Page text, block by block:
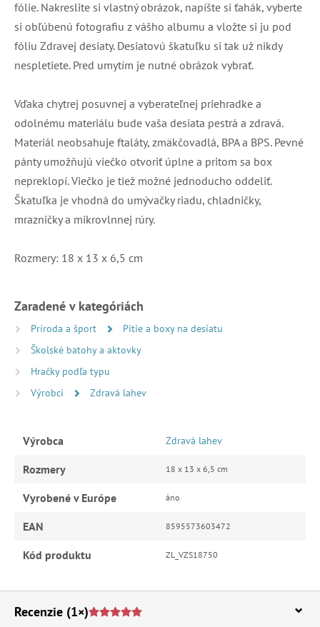
fólie. Nakreslite si vlastný obrázok, napíšte si ťahák, vyberte
si obľúbenú fotografiu z vášho albumu a vložte si ju pod
fóliu Zdravej desiaty. Desiatovú škatuľku si tak už nikdy
nespletiete. Pred umytím je nutné obrázok vybrať.
Vďaka chytrej posuvnej a vyberateľnej priehradke a
odolnému materiálu bude vaša desiata pestrá a zdravá.
Materiál neobsahuje ftaláty, zmäkčovadlá, BPA a BPS. Pevné
pánty umožňujú viečko otvoriť úplne a pritom sa box
nepreklopí. Viečko je tiež možné jednoducho oddeliť.
Škatuľka je vhodná do umývačky riadu, chladničky,
mrazničky a mikrovlnnej rúry.
Rozmery: 18 x 13 x 6,5 cm
Zaradené v kategóriách
Príroda a šport
Pitie a boxy na desiatu
Školské batohy a aktovky
Hračky podľa typu
Výrobci
Zdravá lahev
Výrobca Zdravá lahev
Rozmery 18 x 13 x 6,5 cm
Vyrobené v Európe áno
EAN 8595573603472
Kód produktu ZL_VZS18750
Recenzie (1×)